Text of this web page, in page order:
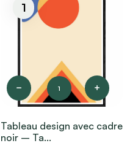
1
1
Tableau design avec cadre
noir – Ta...